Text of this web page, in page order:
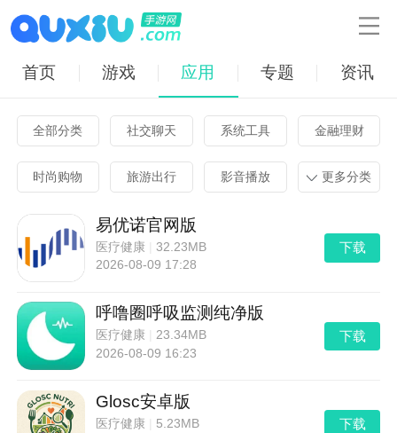

首页 游戏 应用 专题 资讯
全部分类 社交聊天 系统工具 金融理财
时尚购物 旅游出行 影音播放 更多分类
易优诺官网版
医疗健康 |32.23MB
2026-08-09 17:28
下载
呼噜圈呼吸监测纯净版
医疗健康 |23.34MB
2026-08-09 16:23
下载
Glosc安卓版
医疗健康
5.23MB
下载